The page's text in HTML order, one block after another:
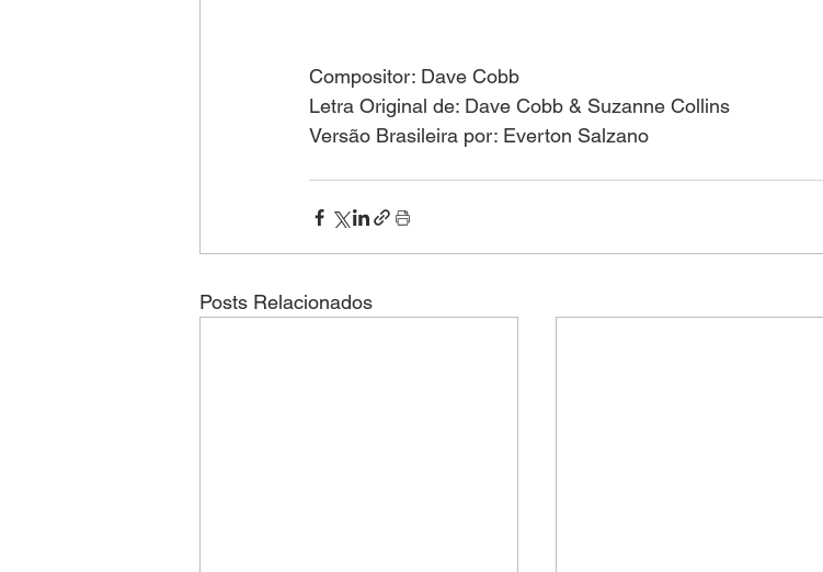
Compositor: Dave Cobb
Letra Original de: Dave Cobb & Suzanne Collins
Versão Brasileira por: Everton Salzano
Posts Relacionados